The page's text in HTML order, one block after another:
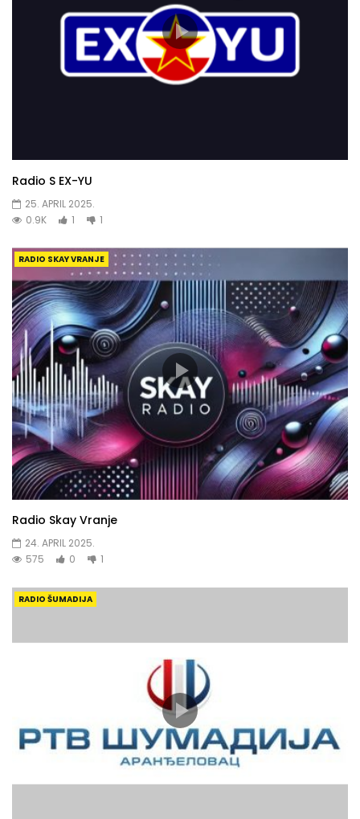
Radio S EX-YU
25. APRIL 2025.
0.9K
1 1
RADIO SKAY VRANJE
Radio Skay Vranje
24. APRIL 2025.
575
0 1
RADIO ŠUMADIJA